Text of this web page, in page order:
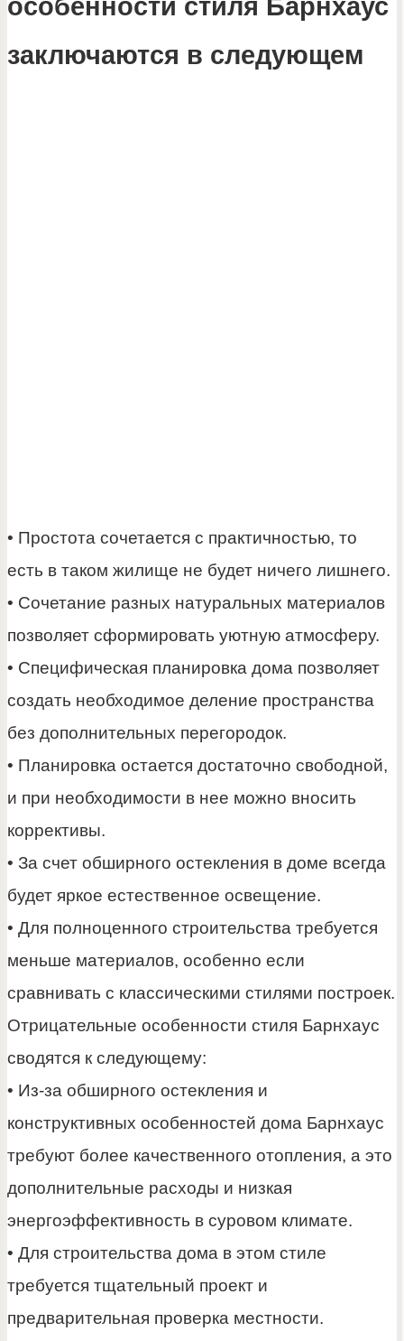
особенности стиля Барнхаус
заключаются в следующем
• Простота сочетается с практичностью, то
есть в таком жилище не будет ничего лишнего.
• Сочетание разных натуральных материалов
позволяет сформировать уютную атмосферу.
• Специфическая планировка дома позволяет
создать необходимое деление пространства
без дополнительных перегородок.
• Планировка остается достаточно свободной,
и при необходимости в нее можно вносить
коррективы.
• За счет обширного остекления в доме всегда
будет яркое естественное освещение.
• Для полноценного строительства требуется
меньше материалов, особенно если
сравнивать с классическими стилями построек.
Отрицательные особенности стиля Барнхаус
сводятся к следующему:
• Из-за обширного остекления и
конструктивных особенностей дома Барнхаус
требуют более качественного отопления, а это
дополнительные расходы и низкая
энергоэффективность в суровом климате.
• Для строительства дома в этом стиле
требуется тщательный проект и
предварительная проверка местности.